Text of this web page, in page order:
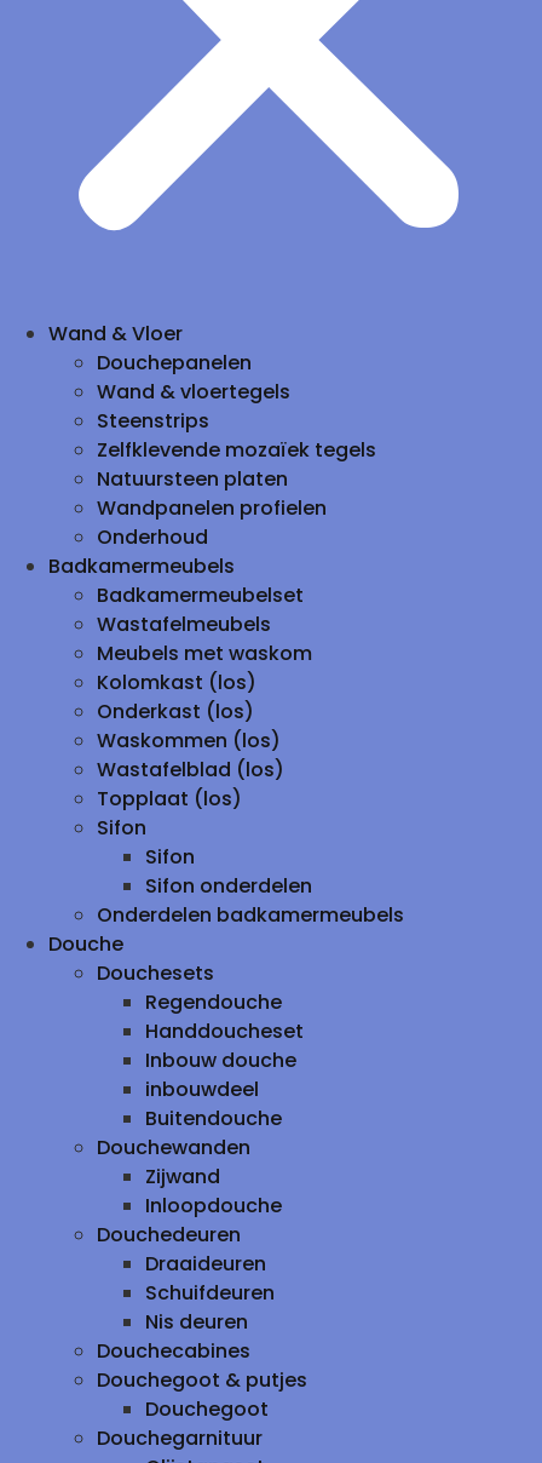
Wand & Vloer
Douchepanelen
Wand & vloertegels
Steenstrips
Zelfklevende mozaïek tegels
Natuursteen platen
Wandpanelen profielen
Onderhoud
Badkamermeubels
Badkamermeubelset
Wastafelmeubels
Meubels met waskom
Kolomkast (los)
Onderkast (los)
Waskommen (los)
Wastafelblad (los)
Topplaat (los)
Sifon
Sifon
Sifon onderdelen
Onderdelen badkamermeubels
Douche
Douchesets
Regendouche
Handdoucheset
Inbouw douche
inbouwdeel
Buitendouche
Douchewanden
Zijwand
Inloopdouche
Douchedeuren
Draaideuren
Schuifdeuren
Nis deuren
Douchecabines
Douchegoot & putjes
Douchegoot
Douchegarnituur